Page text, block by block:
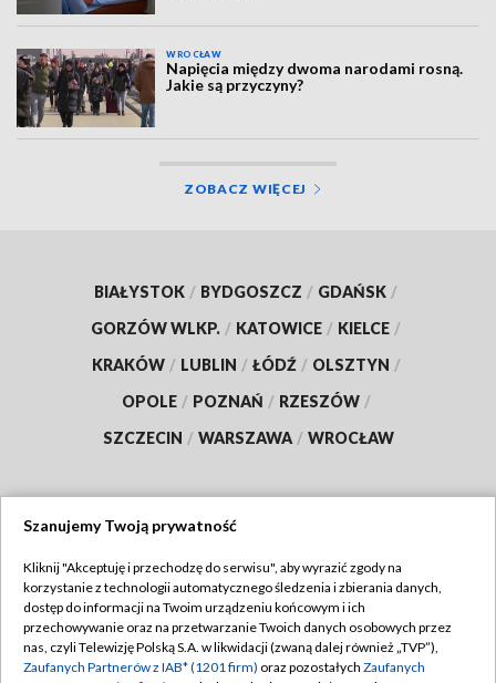
WROCŁAW
Napięcia między dwoma narodami rosną.
Jakie są przyczyny?
ZOBACZ WIĘCEJ
BIAŁYSTOK / BYDGOSZCZ / GDAŃSK /
GORZÓW WLKP. / KATOWICE / KIELCE /
KRAKÓW / LUBLIN / ŁÓDŹ / OLSZTYN /
OPOLE / POZNAŃ / RZESZÓW /
SZCZECIN / WARSZAWA / WROCŁAW
TVP
Abonament TVP
Emisja w TVP
Regulamin TVP
Polityka prywatności
Szanujemy Twoją prywatność
Kliknij "Akceptuję i przechodzę do serwisu", aby wyrazić zgody na
korzystanie z technologii automatycznego śledzenia i zbierania danych,
dostęp do informacji na Twoim urządzeniu końcowym i ich
przechowywanie oraz na przetwarzanie Twoich danych osobowych przez
nas, czyli Telewizję Polską S.A. w likwidacji (zwaną dalej również „TVP”),
Zaufanych Partnerów z IAB* (1201 firm) oraz pozostałych Zaufanych